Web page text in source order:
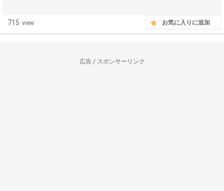
715 view お気に入りに追加
広告 / スポンサーリンク